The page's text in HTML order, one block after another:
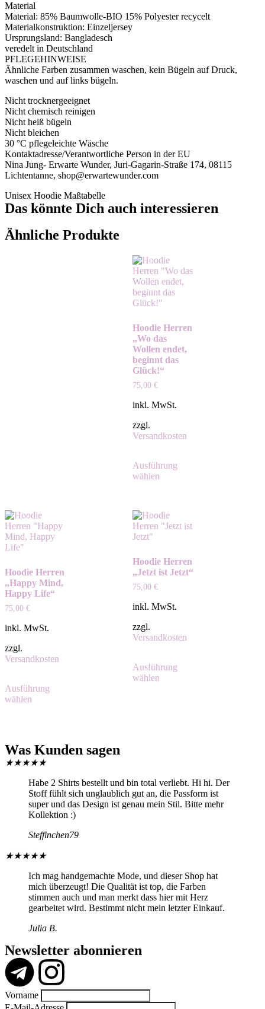
Material
Material: 85% Baumwolle-BIO 15% Polyester recycelt
Materialkonstruktion: Einzeljersey
Ursprungsland: Bangladesch
veredelt in Deutschland
PFLEGEHINWEISE
Ähnliche Farben zusammen waschen, kein Bügeln auf Druck,
waschen und auf links bügeln.
Nicht trocknergeeignet
Nicht chemisch reinigen
Nicht heiß bügeln
Nicht bleichen
30 °C pflegeleichte Wäsche
Kontaktadresse/Verantwortliche Person in der EU
Nina Jung- Erwarte Wunder, Juri-Gagarin-Straße 174, 08115
Lichtentanne, shop@erwartewunder.com
Unisex Hoodie Maßtabelle
Das könnte Dich auch interessieren
Ähnliche Produkte
Hoodie Herren
„Wo das
Wollen endet,
beginnt das
Glück!“
75,00 €
inkl. MwSt.
zzgl.
Versandkosten
Ausführung
wählen
Hoodie Herren
„Happy Mind,
Happy Life“
75,00 €
inkl. MwSt.
zzgl.
Versandkosten
Ausführung
wählen
Hoodie Herren
„Jetzt ist Jetzt“
75,00 €
inkl. MwSt.
zzgl.
Versandkosten
Ausführung
wählen
Was Kunden sagen
★★★★★
Habe 2 Shirts bestellt und bin total verliebt. Hi hi. Der
Stoff fühlt sich unglaublich gut an, die Passform ist
super und das Design ist genau mein Stil. Bitte mehr
Kollektion :)
Steffinchen79
★★★★★
Ich mag handgemachte Mode, und dieser Shop hat
mich überzeugt! Die Qualität ist top, die Farben
stimmen auch und man merkt dass hier mit Herz
gearbeitet wird. Bestimmt nicht mein letzter Einkauf.
Julia B.
Newsletter abonnieren
Vorname